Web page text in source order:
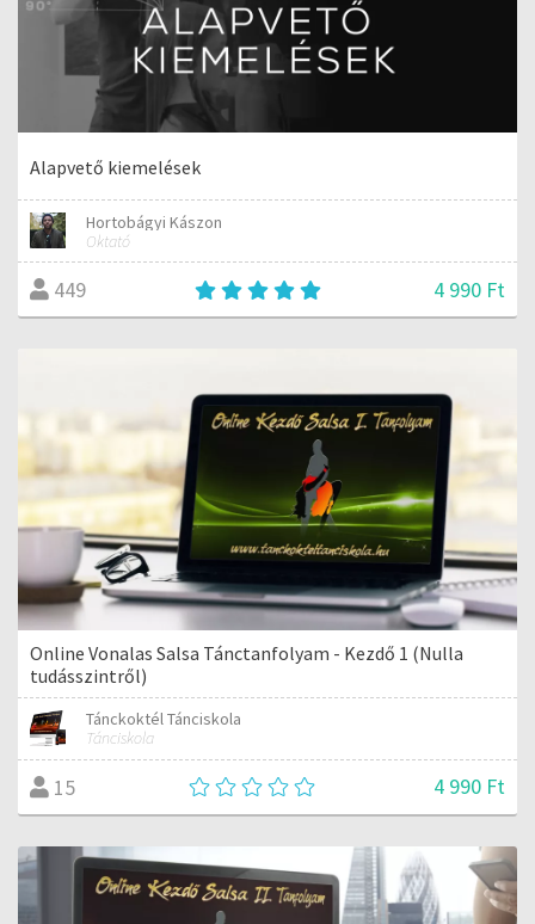
Alapvető kiemelések
Hortobágyi Kászon
Oktató
449 4 990 Ft
Online Vonalas Salsa Tánctanfolyam - Kezdő 1 (Nulla
tudásszintről)
Tánckoktél Tánciskola
Tánciskola
15 4 990 Ft